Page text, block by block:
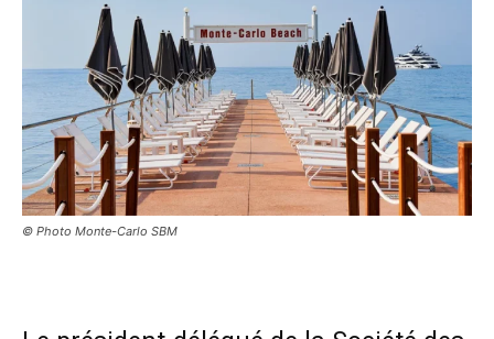
© Photo Monte-Carlo SBM